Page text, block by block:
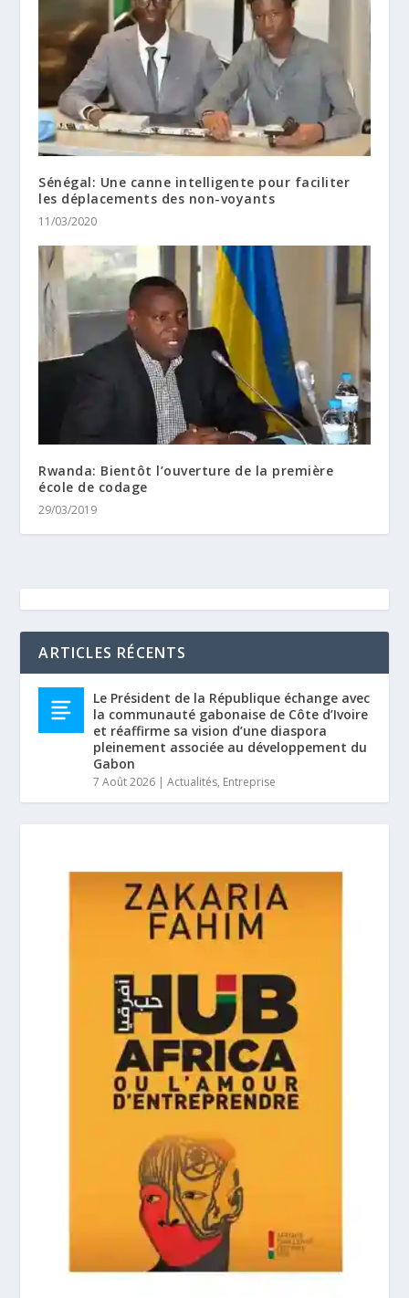
Sénégal: Une canne intelligente pour faciliter
les déplacements des non-voyants
11/03/2020
Rwanda: Bientôt l’ouverture de la première
école de codage
29/03/2019
ARTICLES RÉCENTS
Le Président de la République échange avec
la communauté gabonaise de Côte d’Ivoire
et réaffirme sa vision d’une diaspora
pleinement associée au développement du
Gabon
7 Août 2026 |Actualités, Entreprise